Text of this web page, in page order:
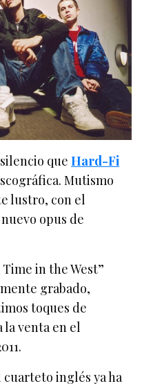
silencio queHard-Fi
Mutismo
lustro, con el
opus de
in the West”
grabado,
toques de
la venta en el
inglés ya ha